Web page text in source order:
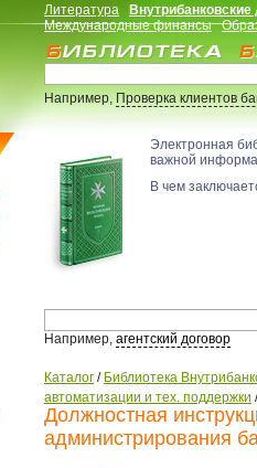
Литература
Международные финансы
Например,Проверка клиентов
Электронная
важной
В чем
Например, агентский договор
Каталог / Библиотека
автоматизации и тех. поддержки
Должностная
администрирования